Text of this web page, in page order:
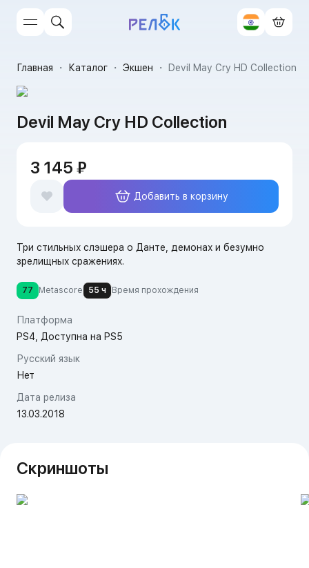
Главная ・ Каталог ・ Экшен ・ Devil May Cry HD Collection
Devil May Cry HD Collection
Три стильных слэшера о Данте, демонах и безумно
зрелищных сражениях.
77 Metascore 55 ч Время прохождения
Платформа
PS4, Доступна на PS5
Русский язык
Нет
Дата релиза
13.03.2018
3 145 ₽
Добавить в корзину
Скриншоты